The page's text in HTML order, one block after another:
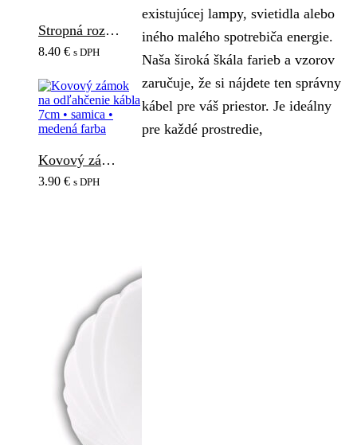
Stropná rozeta so 4 bočnými otvormi, 12cm, kov, čierna matná farba
8.40 € s DPH
Kovový zámok na odľahčenie kábla 7cm • samica • medená farba
3.90 € s DPH
existujúcej lampy, svietidla alebo
iného malého spotrebiča energie.
Naša široká škála farieb a vzorov
zaručuje, že si nájdete ten správny
kábel pre váš priestor. Je ideálny
pre každé prostredie,